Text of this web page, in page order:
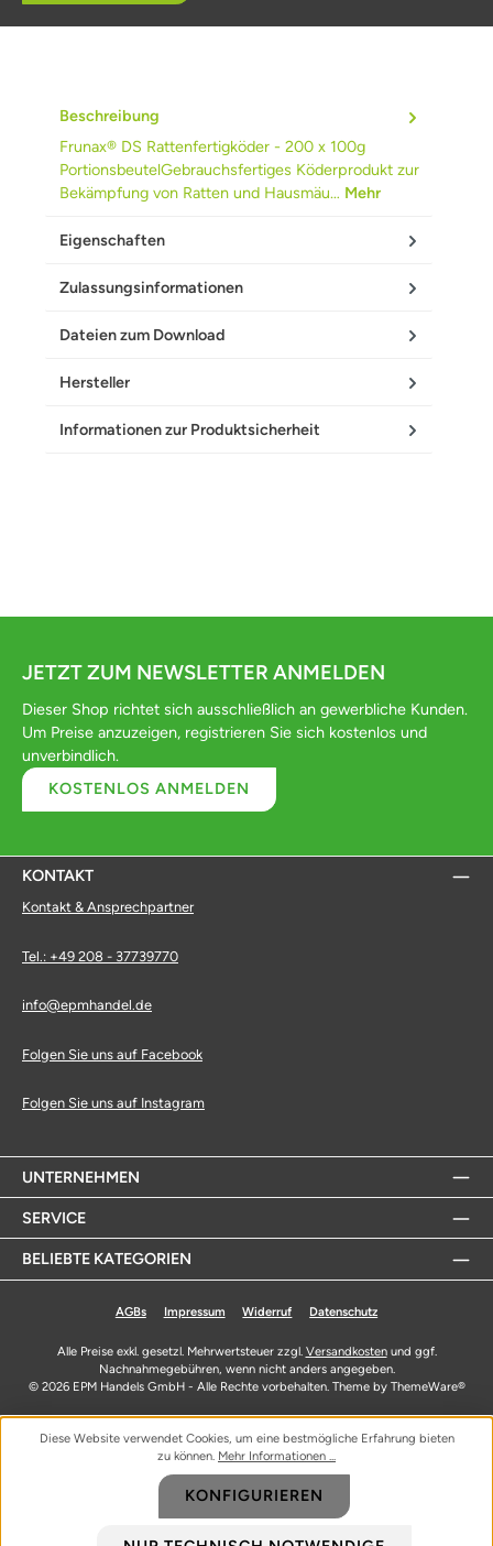
Beschreibung
Frunax® DS Rattenfertigköder - 200 x 100g
PortionsbeutelGebrauchsfertiges Köderprodukt zur
Bekämpfung von Ratten und Hausmäu… Mehr
Eigenschaften
Zulassungsinformationen
Dateien zum Download
Hersteller
Informationen zur Produktsicherheit
JETZT ZUM NEWSLETTER ANMELDEN
Dieser Shop richtet sich ausschließlich an gewerbliche Kunden.
Um Preise anzuzeigen, registrieren Sie sich kostenlos und
unverbindlich.
KOSTENLOS ANMELDEN
KONTAKT
Kontakt & Ansprechpartner
Tel.: +49 208 - 37739770
info@epmhandel.de
Folgen Sie uns auf Facebook
Folgen Sie uns auf Instagram
UNTERNEHMEN
SERVICE
BELIEBTE KATEGORIEN
AGBs Impressum Widerruf Datenschutz
Alle Preise exkl. gesetzl. Mehrwertsteuer zzgl. Versandkostenund ggf.
Nachnahmegebühren, wenn nicht anders angegeben.
© 2026 EPM Handels GmbH - Alle Rechte vorbehalten. Theme by ThemeWare®
Diese Website verwendet Cookies, um eine bestmögliche Erfahrung bieten
zu können. Mehr Informationen ...
KONFIGURIEREN